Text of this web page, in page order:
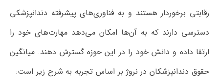
رقابتی برخوردار هستند و به فناوری‌های پیشرفته دندانپزشکی
دسترسی دارند که به آن‌ها امکان می‌دهد مهارت‌های خود را
ارتقا داده و دانش خود را در این حوزه گسترش دهند. میانگین
حقوق دندانپزشکان در نروژ بر اساس تجربه به شرح زیر است: